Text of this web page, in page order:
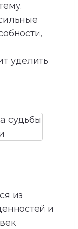
уделить
из
и